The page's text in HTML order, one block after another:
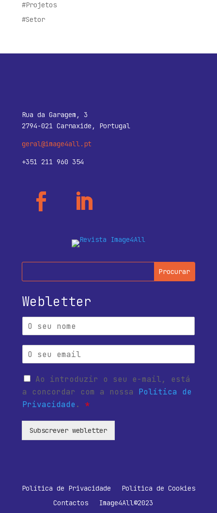
#Projetos
#Setor
Rua da Garagem, 3
2794-021 Carnaxide, Portugal
geral@image4all.pt
+351 211 960 354
Webletter
Ao introduzir o seu e-mail, está
a concordar com a nossa Política de
Privacidade . *
Subscrever webletter
Política de Privacidade
Política de Cookies
Contactos
Image4All©2023